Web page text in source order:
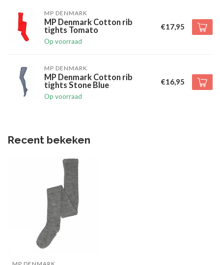
MP DENMARK
MP Denmark Cotton rib
tights Tomato
Op voorraad
€17,95
MP DENMARK
MP Denmark Cotton rib
tights Stone Blue
Op voorraad
€16,95
Recent bekeken